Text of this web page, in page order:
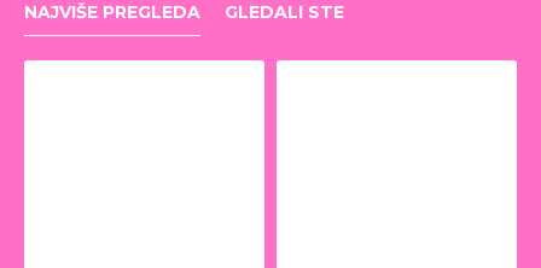
NAJVIŠE PREGLEDA GLEDALI STE